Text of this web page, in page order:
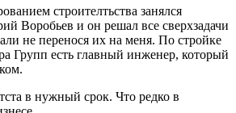
строителтьства занялся
Воробьев и он решал все сверхзадачи
не перенося их на меня. По стройке
Групп есть главный инженер, который
в нужный срок. Что редко в